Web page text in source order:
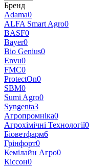
Бренд
Adama0
ALFA Smart Agro0
BASF0
Bayer0
Bio Genius0
Envu0
FMC0
ProtectOn0
SBM0
Sumi Agro0
Syngenta3
Агропромніка0
Агрохімічні Технології0
Біоветфарм6
Грінфорт0
Кемілайн Агро0
Кіссон0